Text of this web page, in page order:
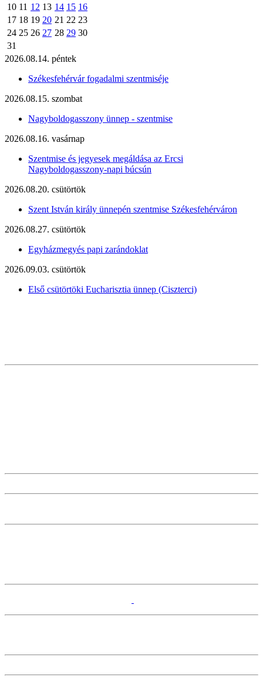
10 11 12 13 14 15 16
17 18 19 20 21 22 23
24 25 26 27 28 29 30
31
2026.08.14. péntek
Székesfehérvár fogadalmi szentmiséje
2026.08.15. szombat
Nagyboldogasszony ünnep - szentmise
2026.08.16. vasárnap
Szentmise és jegyesek megáldása az Ercsi
Nagyboldogasszony-napi búcsún
2026.08.20. csütörtök
Szent István király ünnepén szentmise Székesfehérváron
2026.08.27. csütörtök
Egyházmegyés papi zarándoklat
2026.09.03. csütörtök
Első csütörtöki Eucharisztia ünnep (Ciszterci)